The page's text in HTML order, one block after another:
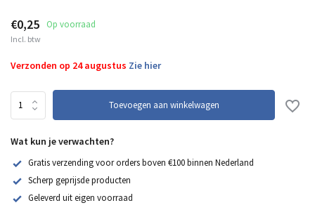
€0,25 Op voorraad
Incl. btw
Verzonden op 24 augustus Zie hier
Toevoegen aan winkelwagen
Wat kun je verwachten?
Gratis verzending voor orders boven €100 binnen Nederland
Scherp geprijsde producten
Geleverd uit eigen voorraad